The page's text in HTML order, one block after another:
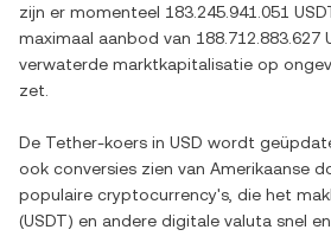
zijn er momenteel 183.245.941.051
maximaal aanbod van 188.712.883.627
verwaterde marktkapitalisatie op
zet.
De Tether-koers in USD wordt
ook conversies zien van Amerikaanse
populaire cryptocurrency's, die het
(USDT) en andere digitale valuta snel